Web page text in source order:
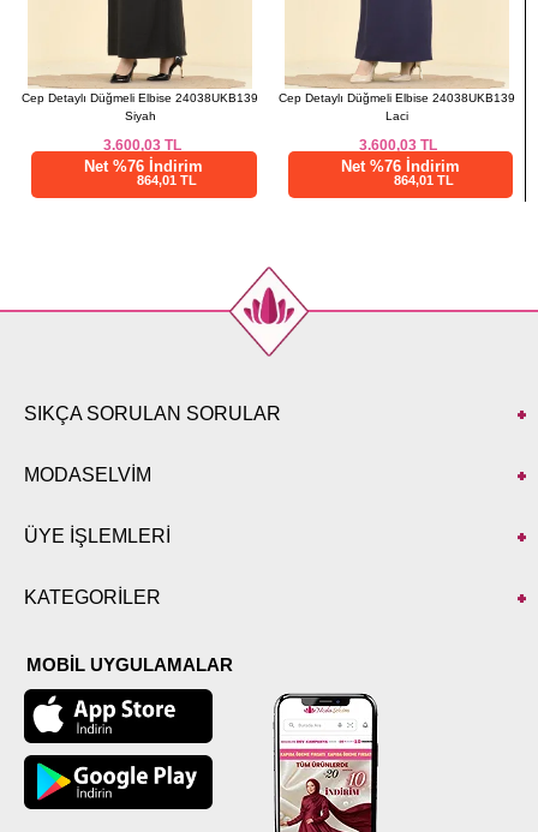
Cep Detaylı Düğmeli Elbise 24038UKB139
3.600,03
Net %76 İndirim
864,01 TL
Gold Düğmeli Krep Elbise
3.045,86
Net %76 İndirim
731,01 TL
SIKÇA SORULAN SORULAR
MODASELVİM
ÜYE İŞLEMLERİ
KATEGORİLER
MOBİL UYGULAMALAR